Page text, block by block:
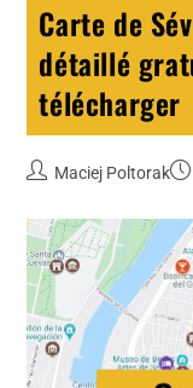
Carte de
détaillé
télécharger
Maciej Poltorak